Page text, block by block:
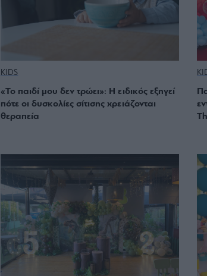
KIDS
«Το παιδί μου δεν τρώει»: Η ειδικός εξηγεί
πότε οι δυσκολίες σίτισης χρειάζονται
θεραπεία